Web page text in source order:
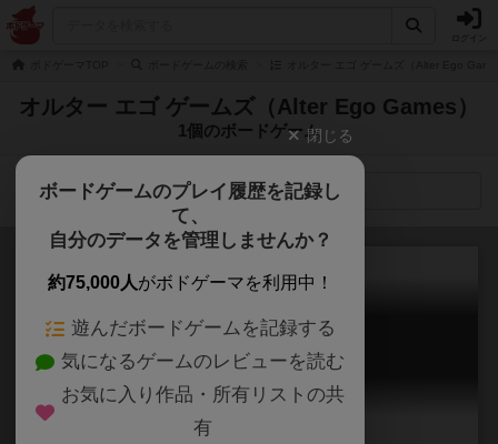
オルター エゴ ゲームズ（Alter Ego Games）
1個のボードゲーム
検索メニュー
フェイスレス
The Faceless
閉じる
ボードゲームのプレイ履歴を記録し
て、
自分のデータを管理しませんか？
約75,000人がボドゲーマを利用中！
遊んだボードゲームを記録する
気になるゲームのレビューを読む
お気に入り作品・所有リストの共
有